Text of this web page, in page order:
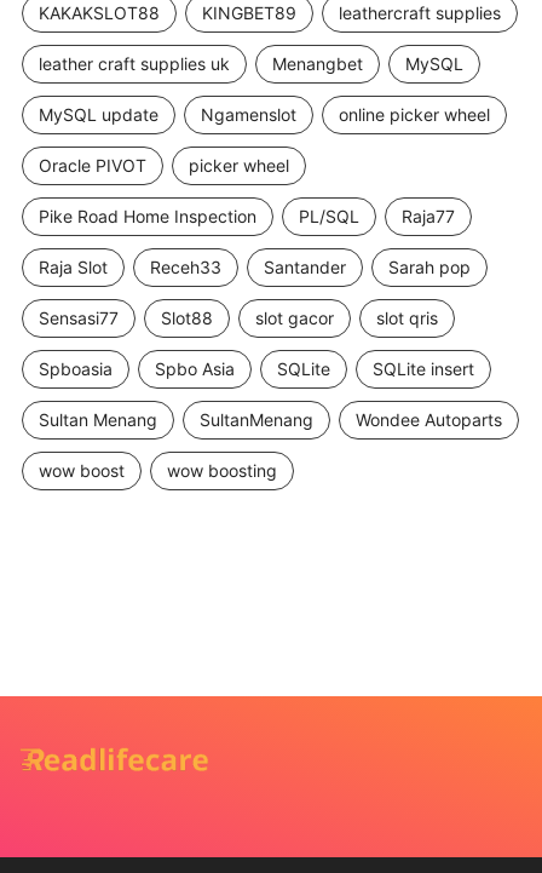
KAKAKSLOT88 KINGBET89 leathercraft supplies
leather craft supplies uk Menangbet MySQL
MySQL update Ngamenslot online picker wheel
Oracle PIVOT picker wheel
Pike Road Home Inspection PL/SQL Raja77
Raja Slot Receh33 Santander Sarah pop
Sensasi77 Slot88 slot gacor slot qris
Spboasia Spbo Asia SQLite SQLite insert
Sultan Menang SultanMenang Wondee Autoparts
wow boost wow boosting